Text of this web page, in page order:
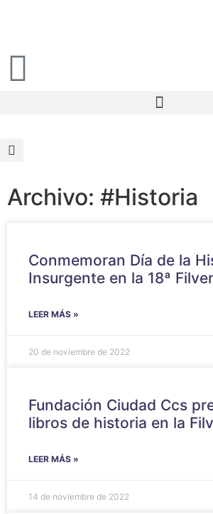
Archivo: #Historia
Conmemoran Día de la
Insurgente en la 18ª
LEER MÁS »
20 de noviembre de 2022
Fundación Ciudad Ccs
libros de historia en la
LEER MÁS »
14 de noviembre de 2022